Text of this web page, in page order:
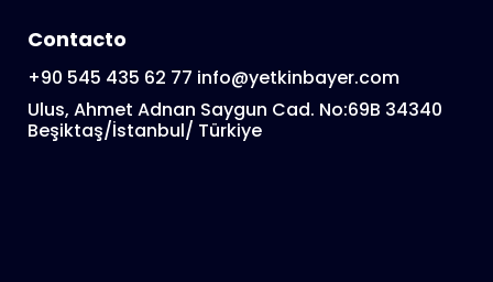
Contacto
+90 545 435 62 77 info@yetkinbayer.com
Ulus, Ahmet Adnan Saygun Cad. No:69B 34340
Beşiktaş/İstanbul/ Türkiye